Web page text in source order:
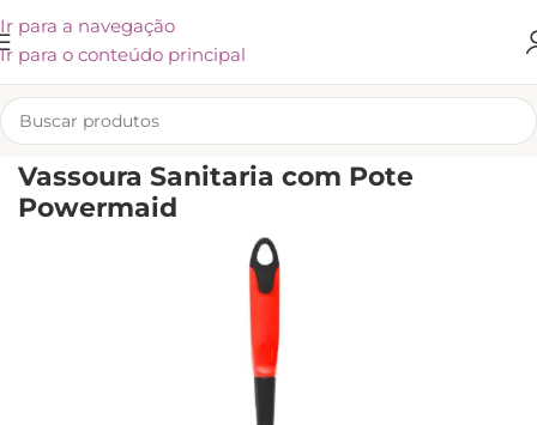
Ir para a navegação
Ir para o conteúdo principal
INÍCIO/UTENSÍLIOS E ACESSÓRIOS/OUTROS PRODUTOS
Vassoura Sanitaria com Pote
Powermaid